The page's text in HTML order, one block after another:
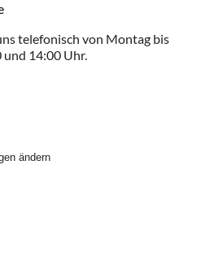
telefonisch von Montag bis
und 14:00 Uhr.
ändern